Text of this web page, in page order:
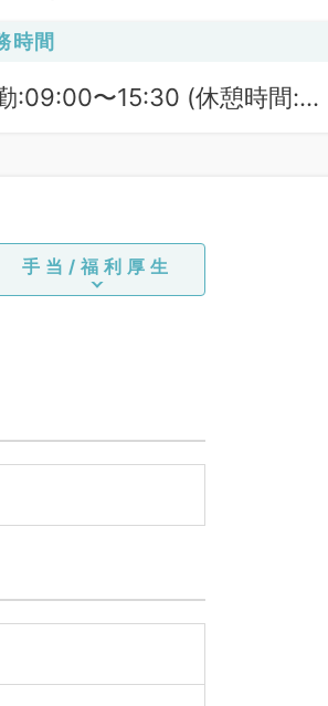
時間
:09:00〜15:30 (休憩時間:
手当/福利厚生